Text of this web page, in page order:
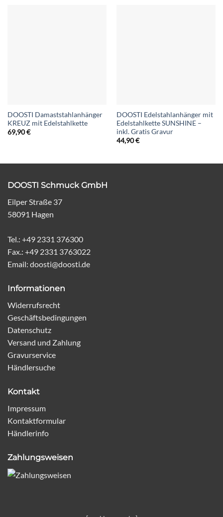
DOOSTI Damaststahlanhänger
KREUZ mit Edelstahlkette
69,90€
DOOSTI Edelstahlanhänger mit
Edelstahlkette SUNSHINE –
inkl. Gratis Gravur
44,90€
DOOSTI Schmuck GmbH
Eilper Straße 37
58091 Hagen
Tel.: +49 2331 376300
Fax.: +49 2331 3763022
Email: doosti@doosti.de
Informationen
Widerrufsrecht
Geschäftsbedingungen
Datenschutz
Versand und Zahlung
Gravurservice
Händlersuche
Kontakt
Impressum
Kontaktformular
Händlerinfo
Zahlungsweisen